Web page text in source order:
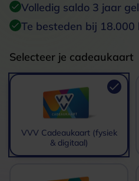
Volledig saldo 3 jaar
Te besteden bij 18.000
Selecteer je cadeaukaart
VVV Cadeaukaart (fysiek
& digitaal)